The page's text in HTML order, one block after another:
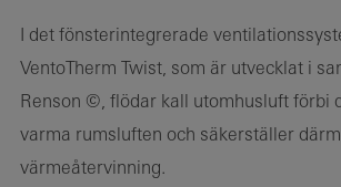
I det fönsterintegrerade
VentoTherm Twist, som är utvecklat i
Renson ©, flödar kall utomhusluft förbi
varma rumsluften och säkerställer
värmeåtervinning.